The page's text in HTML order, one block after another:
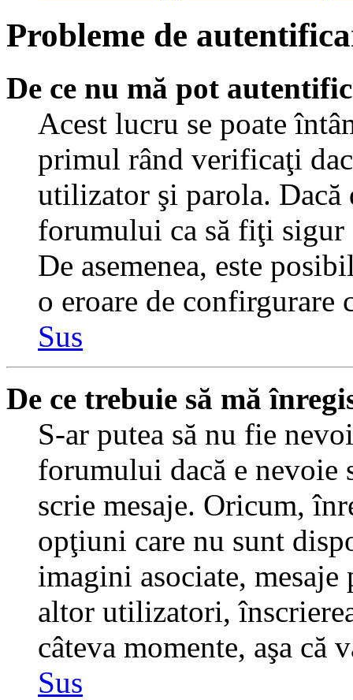
Probleme de
De ce nu mă pot
Acest lucru se poate
primul rând verificaţi
utilizator şi parola. Dacă
forumului ca să fiţi
De asemenea, este
o eroare de confirgurare
Sus
De ce trebuie să mă
S-ar putea să nu fie
forumului dacă e nevoie
scrie mesaje. Oricum,
opţiuni care nu sunt
imagini asociate,
altor utilizatori,
câteva momente, aşa că
Sus